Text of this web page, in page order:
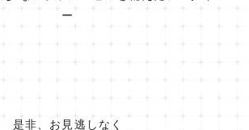
ー
是非、お見逃しなく